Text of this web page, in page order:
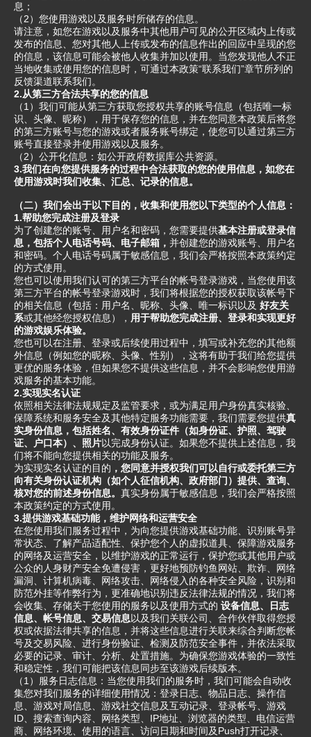
息；
（2）您使用游戏以及服务时所储存的信息。
请注意，如您在游戏以及服务中其他用户可见的公开区域内上传或
发布的信息、您对其他人上传或发布的信息作出的回应中呈现的您
的信息，该信息可能会被他人收集并加以使用。当您发现他人不正
当地收集或使用您的信息时，可通过本政策“联系我们”章节所列的
反馈渠道联系我们。
2.从第三方合法共享的您的信息
（1）我们可能从第三方获取您授权共享的账号信息（包括唯一标
识、头像、昵称），用于保存您的信息，并在您同意本政策后将您
的第三方账号与您的游戏或者服务账号绑定，使您可以通过第三方
账号直接登录并使用游戏以及服务。
（2）公开化信息：如公开政府数据库公共资源。
3.我们在向您提供服务的过程中合法获取的您的使用信息，如您在
使用游戏时我们收集、汇总、记录的信息。
（二）我们会出于以下目的，收集和使用您以下类型的个人信息：
1.帮助您完成注册及登录
为了创建您的账号、用户名和密码，您需要提供基本注册或登录信
息，包括个人电话号码、电子邮箱， 并创建您的游戏账号、用户名
和密码。个人电话号码属于敏感信息，我们会严格按照本政策约定
的方式使用。
您也可以使用我们认可的第三方平台的帐号登录游戏，当您使用该
第三方平台的帐号登录游戏时，我们将根据您的授权获取该帐号下
的相关信息（包括：用户名、昵称、头像、唯一标识以及 好友关
系或其他经您授权信息）， 用于帮助您完成注册、登录和实现更好
的游戏娱乐体验。
您也可以在注册、登录或后续使用过程中，填写或补充您的其他额
外信息（例如您的昵称、头像、性别），这将有助于我们给您提供
更优的服务体验，但如果您不提供这些信息，并不会影响您使用游
戏服务的基本功能。
2.实现实名认证
依照相关法律法规规定及监管要求，或为满足用户身份真实核验、
保障系统和服务安全及其他特定服务功能需要，我们需要您提供真
实身份信息，包括姓名、有效身份证件（如身份证、护照、驾驶
证、户口本）、照片以完成身份认证。如果您不提供上述信息，我
们将不能向您提供相关的功能及服务。
为实现实名认证的目的 ，您同意并授权我们可以自行或委托第三方
向有关身份认证机构（如个人征信机构、政府部门）提供、查询、
核对您的前述身份信息。 真实身份属于敏感信息，我们会严格按照
本政策约定的方式使用。
3.提供游戏基础功能，维护网络和运营安全
在您使用我们服务过程中，为向您提供游戏基础功能、识别账号异
常状态、了解产品适配性、保护您个人的虚拟道具、保障游戏服务
的网络及运营安全，以维护游戏的正常运行，保护您或其他用户或
公众的人身财产安全免遭侵害，更好地预防钓鱼网站、欺诈、网络
漏洞、计算机病毒、网络攻击、网络侵入的各种安全风险，识别和
防范外挂等作弊行为，更准确地识别违反法律法规的情况，我们将
会收集、存储关于您使用的服务以及使用方式的 设备信息、日志
信息、帐号信息、交易信息以及我们关联公司、合作伙伴取得您授
权或依据法律共享的信息，并将这些信息进行关联来综合判断您帐
号及交易风险、进行身份验证、检测及防范安全事件，并依法采取
必要的记录、审计、分析、处置措施。为确保您游戏体验的一致性
和稳定性，我们可能把该信息同步至该游戏后续版本。
（1）服务日志信息：当您使用我们的服务时，我们可能会自动收
集您对我们服务的详细使用情况：登录日志、物品日志、操作信
息、游戏对局信息、游戏社交信息及互动记录、登录帐号、游戏
ID、搜索查询内容、网络类型、IP地址、浏览器的类型、电信运营
商、网络环境、使用的语言、访问日期和时间及Push打开记录、